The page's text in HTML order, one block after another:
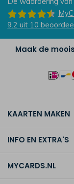
9.2 uit 10
Maak de
KAARTEN MAKEN
INFO EN EXTRA'S
MYCARDS.NL